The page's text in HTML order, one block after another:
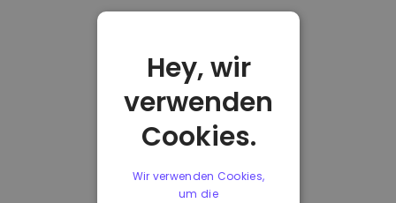
Hey, wir
verwenden
Cookies.
Wir verwenden Cookies,
um die